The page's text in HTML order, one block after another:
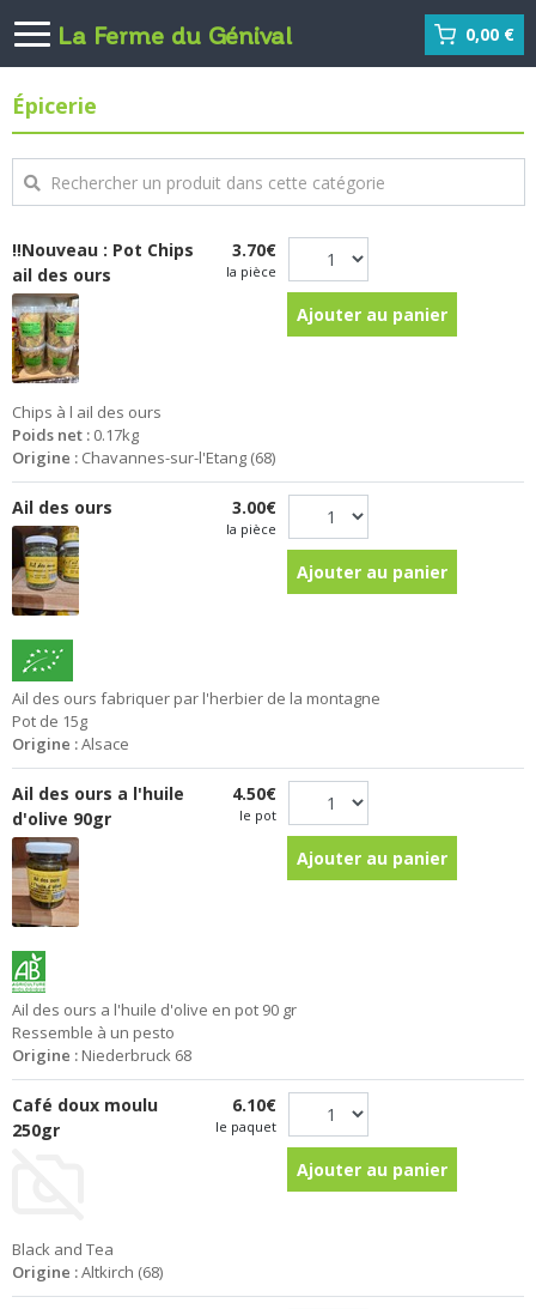
La Ferme du Génival 0,00 €
Épicerie
‼️Nouveau : Pot Chips
ail des ours
3.70€
la pièce
Ajouter au panier
Chips à l ail des ours
Poids net : 0.17kg
Origine : Chavannes-sur-l'Etang (68)
Ail des ours 3.00€
la pièce
Ajouter au panier
Ail des ours fabriquer par l'herbier de la montagne
Pot de 15g
Origine :Alsace
Ail des ours a l'huile
d'olive 90gr
4.50€
le pot
Ajouter au panier
Ail des ours a l'huile d'olive en pot 90 gr
Ressemble à un pesto
Origine : Niederbruck 68
Café doux moulu
250gr
6.10€
le paquet
Ajouter au panier
Black and Tea
Origine :Altkirch (68)